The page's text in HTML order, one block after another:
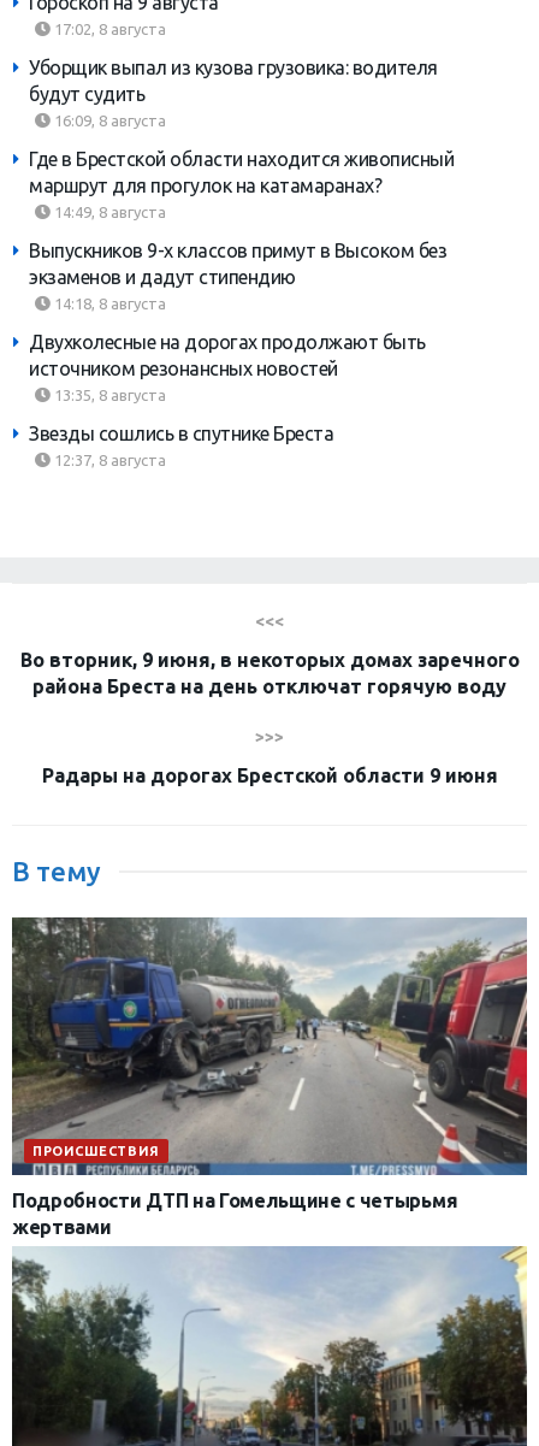
17:02, 8 августа
Уборщик выпал из кузова грузовика: водителя
будут судить
16:09, 8 августа
Где в Брестской области находится живописный
маршрут для прогулок на катамаранах?
14:49, 8 августа
Выпускников 9-х классов примут в Высоком без
экзаменов и дадут стипендию
14:18, 8 августа
Двухколесные на дорогах продолжают быть
источником резонансных новостей
13:35, 8 августа
Звезды сошлись в спутнике Бреста
12:37, 8 августа
<<<
Во вторник, 9 июня, в некоторых домах заречного
района Бреста на день отключат горячую воду
>>>
Радары на дорогах Брестской области 9 июня
В тему
ПРОИСШЕСТВИЯ
Подробности ДТП на Гомельщине с четырьмя
жертвами